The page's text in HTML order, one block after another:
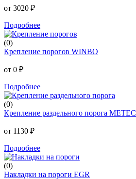
от 3020 ₽
Подробнее
(0)
Крепление порогов WINBO
от 0 ₽
Подробнее
(0)
Крепление раздельного порога METEC
от 1130 ₽
Подробнее
(0)
Накладки на пороги EGR